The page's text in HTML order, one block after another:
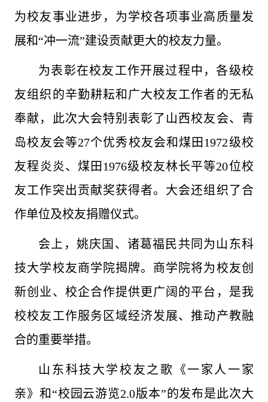
为校友事业进步，为学校各项事业高质量发
展和“冲一流”建设贡献更大的校友力量。
为表彰在校友工作开展过程中，各级校
友组织的辛勤耕耘和广大校友工作者的无私
奉献，此次大会特别表彰了山西校友会、青
岛校友会等27个优秀校友会和煤田1972级校
友程炎炎、煤田1976级校友林长平等20位校
友工作突出贡献奖获得者。大会还组织了合
作单位及校友捐赠仪式。
会上，姚庆国、诸葛福民共同为山东科
技大学校友商学院揭牌。商学院将为校友创
新创业、校企合作提供更广阔的平台，是我
校校友工作服务区域经济发展、推动产教融
合的重要举措。
山东科技大学校友之歌《一家人一家
亲》和“校园云游览2.0版本”的发布是此次大